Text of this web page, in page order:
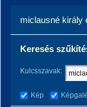
miclausné király
Keresés
Kulcsszavak:
Kép